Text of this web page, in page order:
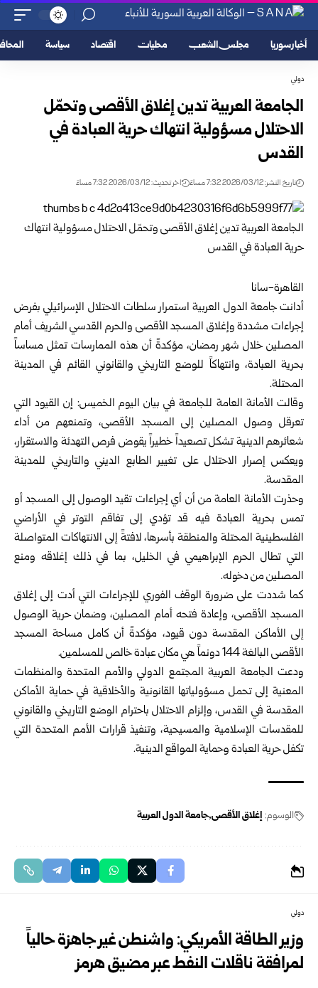
أخبار سوريا مجلس الشعب محليات اقتصاد سياسة
دولي
الجامعة العربية تدين إغلاق الأقصى وتحمّل
الاحتلال مسؤولية انتهاك حرية العبادة في
القدس
تاريخ النشر: 2026/03/12 7:32 مساءً اخر تحديث: 2026/03/12 7:32 مساءً
القاهرة-سانا
أدانت جامعة الدول العربية استمرار سلطات الاحتلال الإسرائيلي بفرض
إجراءات مشددة وإغلاق المسجد الأقصى والحرم القدسي الشريف أمام
المصلين خلال شهر رمضان، مؤكدةً أن هذه الممارسات تمثل مساساً
بحرية العبادة، وانتهاكاً للوضع التاريخي والقانوني القائم في المدينة
المحتلة.
وقالت الأمانة العامة للجامعة في بيان اليوم الخميس: إن القيود التي
تعرقل وصول المصلين إلى المسجد الأقصى، وتمنعهم من أداء
شعائرهم الدينية تشكل تصعيداً خطيراً يقوض فرص التهدئة والاستقرار،
ويعكس إصرار الاحتلال على تغيير الطابع الديني والتاريخي للمدينة
المقدسة.
وحذرت الأمانة العامة من أن أي إجراءات تقيد الوصول إلى المسجد أو
تمس بحرية العبادة فيه قد تؤدي إلى تفاقم التوتر في الأراضي
الفلسطينية المحتلة والمنطقة بأسرها، لافتةً إلى الانتهاكات المتواصلة
التي تطال الحرم الإبراهيمي في الخليل، بما في ذلك إغلاقه ومنع
المصلين من دخوله.
كما شددت على ضرورة الوقف الفوري للإجراءات التي أدت إلى إغلاق
المسجد الأقصى، وإعادة فتحه أمام المصلين، وضمان حرية الوصول
إلى الأماكن المقدسة دون قيود، مؤكدةً أن كامل مساحة المسجد
الأقصى البالغة 144 دونماً هي مكان عبادة خالص للمسلمين.
ودعت الجامعة العربية المجتمع الدولي والأمم المتحدة والمنظمات
المعنية إلى تحمل مسؤولياتها القانونية والأخلاقية في حماية الأماكن
المقدسة في القدس، وإلزام الاحتلال باحترام الوضع التاريخي والقانوني
للمقدسات الإسلامية والمسيحية، وتنفيذ قرارات الأمم المتحدة التي
تكفل حرية العبادة وحماية المواقع الدينية.
الوسوم: إغلاق الأقصى جامعة الدول العربية
دولي
وزير الطاقة الأمريكي: واشنطن غير جاهزة حالياً
لمرافقة ناقلات النفط عبر مضيق هرمز